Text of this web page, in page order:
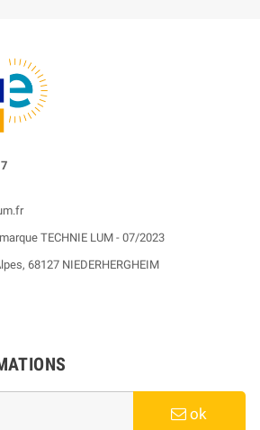
TECHNIE LUM - 07/2023
68127 NIEDERHERGHEIM
ok